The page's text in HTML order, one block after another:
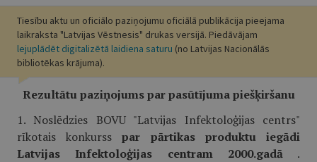
Tiesību aktu un oficiālo paziņojumu oficiālā publikācija pieejama
laikraksta "Latvijas Vēstnesis" drukas versijā. Piedāvājam
lejuplādēt digitalizētā laidiena saturu (no Latvijas Nacionālās
bibliotēkas krājuma).
Rezultātu paziņojums par pasūtījuma piešķiršanu
1. Noslēdzies BOVU "Latvijas Infektoloģijas centrs"
rīkotais konkursspar pārtikas produktu iegādi
Latvijas Infektoloģijas centram 2000.gadā.